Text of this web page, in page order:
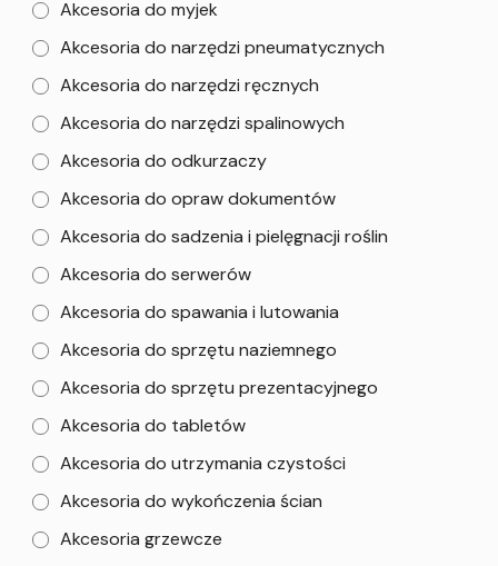
Akcesoria do myjek
Akcesoria do narzędzi pneumatycznych
Akcesoria do narzędzi ręcznych
Akcesoria do narzędzi spalinowych
Akcesoria do odkurzaczy
Akcesoria do opraw dokumentów
Akcesoria do sadzenia i pielęgnacji roślin
Akcesoria do serwerów
Akcesoria do spawania i lutowania
Akcesoria do sprzętu naziemnego
Akcesoria do sprzętu prezentacyjnego
Akcesoria do tabletów
Akcesoria do utrzymania czystości
Akcesoria do wykończenia ścian
Akcesoria grzewcze